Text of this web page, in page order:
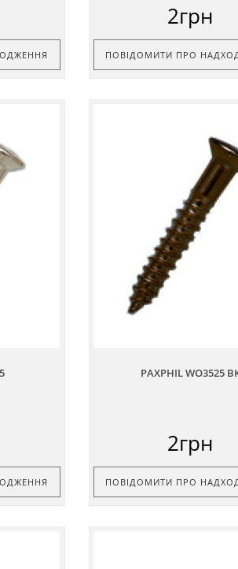
2грн
ПОВІДОМИТИ ПРО
PAXPHIL WO3525
2грн
ПОВІДОМИТИ ПРО